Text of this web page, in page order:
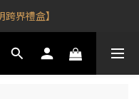
跨界禮盒】
跨界禮盒】
購物金 】